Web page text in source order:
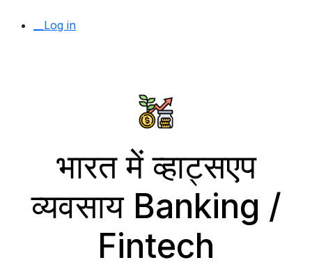
__Log in
भारत में व्हाट्सएप
व्यवसाय Banking /
Fintech